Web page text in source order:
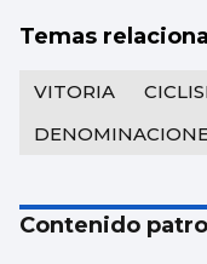
Temas
VITORIA
Contenido